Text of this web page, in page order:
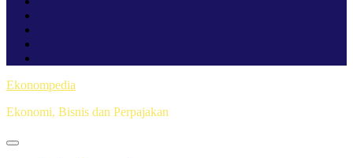
Ekonompedia
Ekonomi, Bisnis dan Perpajakan